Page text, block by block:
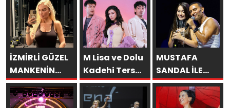
İZMİRLİ GÜZEL
MANKENİN
KULİSLERİ
HAREKETLENDİ:
M Lisa ve Dolu
Kadehi Ters
Tut’tan Yeni İş
Birliği: “Vişne”
MUSTAFA
SANDAL İLE
AYNI SAHNEDE
PARLADI: